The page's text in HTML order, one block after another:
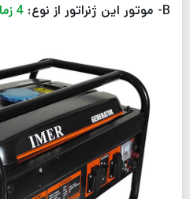
B- موتور این ژنراتور از نوع: 4 زمانه